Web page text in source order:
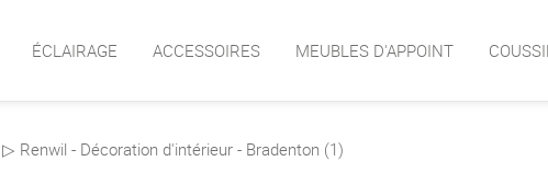
ÉCLAIRAGE ACCESSOIRES MEUBLES D'APPOINT
▷ Renwil - Décoration d'intérieur - Bradenton (1)